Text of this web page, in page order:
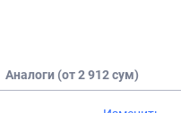
Аналоги (от 2 912 сум)